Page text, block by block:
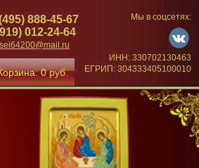
888-45-67
012-24-64
0 руб.
Мы в соцсетях:
ИНН: 330702130463
ЕГРИП: 304333405100010